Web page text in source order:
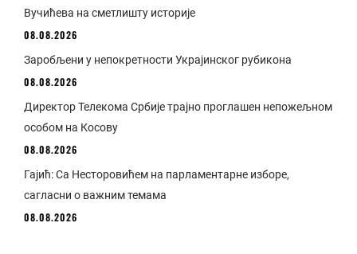
Вучићева на сметлишту историје
08.08.2026
Заробљени у непокретности Украјинског рубикона
08.08.2026
Директор Телекома Србије трајно проглашен непожељном
особом на Косову
08.08.2026
Гајић: Са Несторовићем на парламентарне изборе,
сагласни о важним темама
08.08.2026